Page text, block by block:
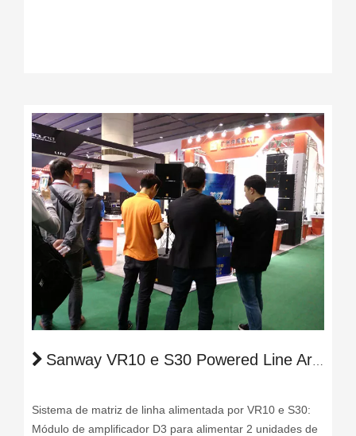
Sanway VR10 e S30 Powered Line Array System em 2017 Guangzhou Prolight + Sound Expo
Sistema de matriz de linha alimentada por VR10 e S30:
Módulo de amplificador D3 para alimentar 2 unidades de